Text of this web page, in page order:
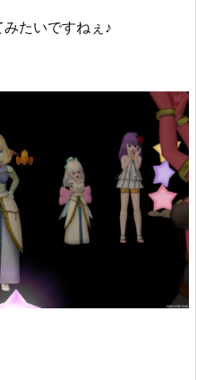
たいですねぇ♪